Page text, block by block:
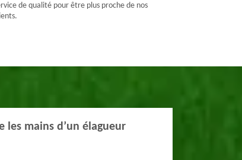
de qualité pour être plus proche de nos
les mains d’un élagueur